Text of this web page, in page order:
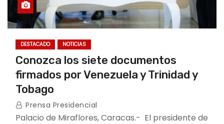
DESTACADO NOTICIAS
Conozca los siete documentos
firmados por Venezuela y Trinidad y
Tobago
Prensa Presidencial
Palacio de Miraflores, Caracas.- El presidente de